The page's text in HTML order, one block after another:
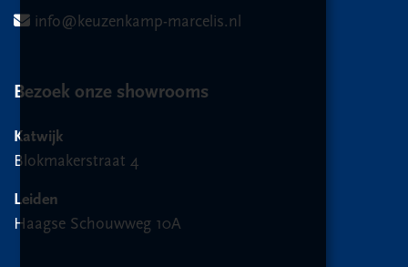
info@keuzenkamp-marcelis.nl
Bezoek onze showrooms
Katwijk
Blokmakerstraat 4
Leiden
Haagse Schouwweg 10A